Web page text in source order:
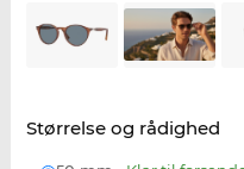
Størrelse og rådighed